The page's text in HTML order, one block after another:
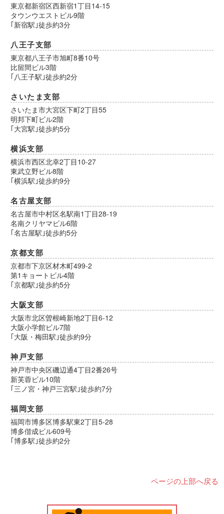
東京都新宿区西新宿1丁目14-15
タウンウエストビル9階
｢新宿駅｣徒歩約3分
八王子支部
東京都八王子市旭町8番10号
比留間ビル3階
｢八王子駅｣徒歩約2分
さいたま支部
さいたま市大宮区下町2丁目55
明邦下町ビル2階
｢大宮駅｣徒歩約5分
横浜支部
横浜市西区北幸2丁目10-27
東武立野ビル8階
｢横浜駅｣徒歩約9分
名古屋支部
名古屋市中村区名駅南1丁目28-19
名南クリヤマビル6階
｢名古屋駅｣徒歩約5分
京都支部
京都市下京区材木町499-2
第1キョートビル4階
｢京都駅｣徒歩約5分
大阪支部
大阪市北区曽根崎新地2丁目6-12
大阪小学館ビル7階
｢大阪・梅田駅｣徒歩約9分
神戸支部
神戸市中央区磯辺通4丁目2番26号
新芙蓉ビル10階
｢三ノ宮・神戸三宮駅｣徒歩約7分
福岡支部
福岡市博多区博多駅東2丁目5-28
博多偕成ビル609号
｢博多駅｣徒歩約2分
ページの上部へ戻る